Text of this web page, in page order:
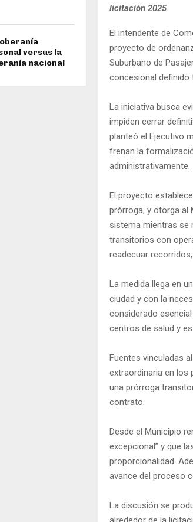
licitación 2025
El intendente de
proyecto de
Suburbano de
concesional definido
La iniciativa busca
impiden cerrar
planteó el Ejecutivo
frenan la
administrativamente.
El proyecto
prórroga, y otorga al
sistema mientras se
transitorios con
readecuar
La medida llega en
ciudad y con la
considerado
centros de salud y
Fuentes vinculadas
extraordinaria en los
una prórroga
contrato.
Desde el Municipio
excepcional” y que
proporcionalidad.
avance del proceso
La discusión se
versus la
nacional